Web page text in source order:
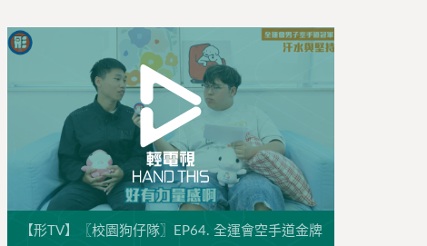
【形TV】〖校園狗仔隊〗EP64. 全運會空手道金牌